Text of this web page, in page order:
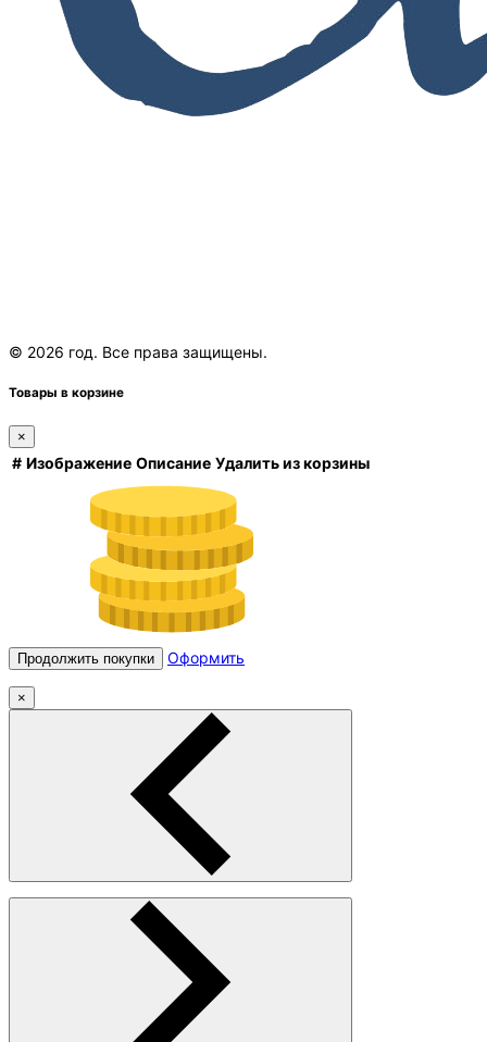
© 2026 год. Все права защищены.
Товары в корзине
×
# Изображение Описание Удалить из корзины
Продолжить покупки Оформить
×